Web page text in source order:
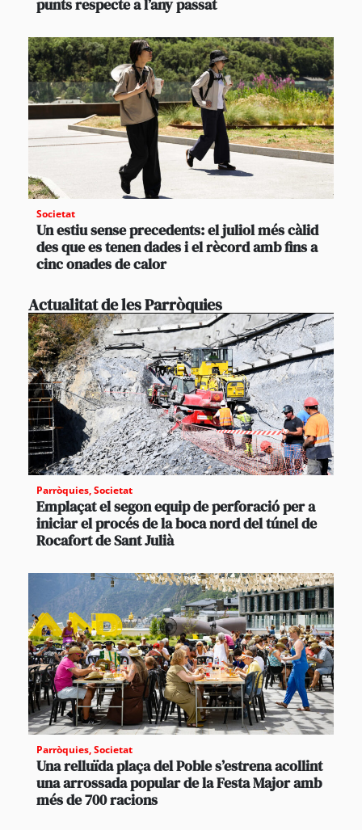
punts respecte a l’any passat
Societat
Un estiu sense precedents: el juliol més càlid
des que es tenen dades i el rècord amb fins a
cinc onades de calor
Actualitat de les Parròquies
Parròquies,Societat
Emplaçat el segon equip de perforació per a
iniciar el procés de la boca nord del túnel de
Rocafort de Sant Julià
Parròquies,Societat
Una relluïda plaça del Poble s’estrena acollint
una arrossada popular de la Festa Major amb
més de 700 racions